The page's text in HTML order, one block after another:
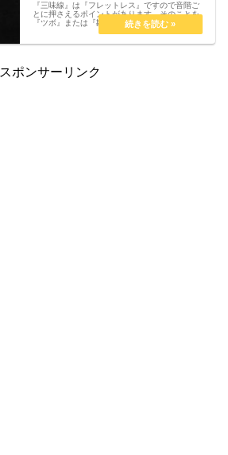
『三味線』は『フレットレス』ですので音階ご
とに押さえるポイントがあります。そのことを
『ツボ』または『勘所』と言います。『ツボを
押さえる！』なんて洒落っ気たっぷりですね。
『ツボ』の位置は変わります。
スポンサーリンク